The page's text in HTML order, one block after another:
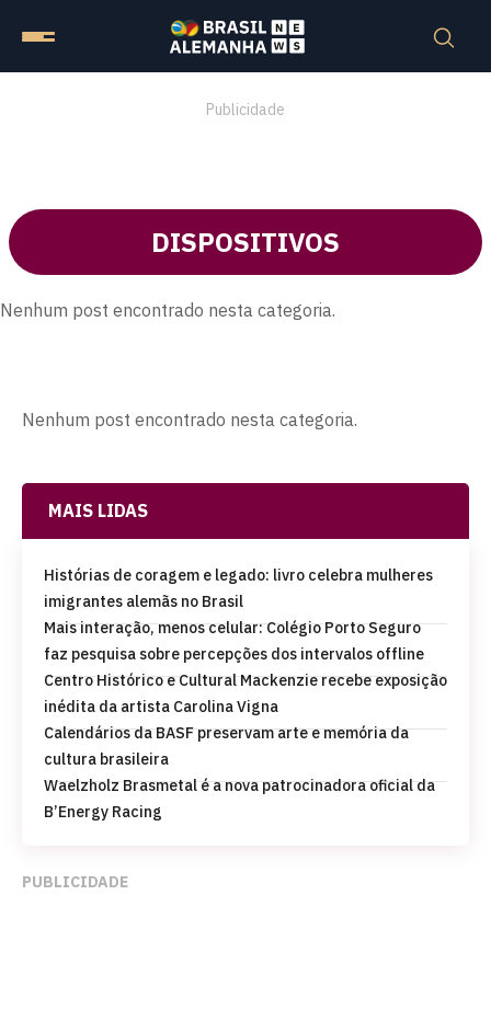
Publicidade
DISPOSITIVOS
Nenhum post encontrado nesta categoria.
Nenhum post encontrado nesta categoria.
MAIS LIDAS
Histórias de coragem e legado: livro celebra mulheres
imigrantes alemãs no Brasil
Mais interação, menos celular: Colégio Porto Seguro
faz pesquisa sobre percepções dos intervalos offline
Centro Histórico e Cultural Mackenzie recebe exposição
inédita da artista Carolina Vigna
Calendários da BASF preservam arte e memória da
cultura brasileira
Waelzholz Brasmetal é a nova patrocinadora oficial da
B’Energy Racing
PUBLICIDADE